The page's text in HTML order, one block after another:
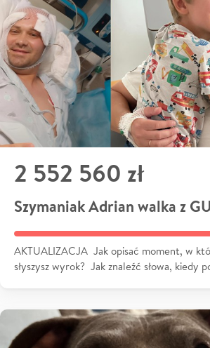
2 552 560 zł
Szymaniak Adrian walka z
AKTUALIZACJA Jak opisać moment, w
słyszysz wyrok? Jak znaleźć słowa, kiedy